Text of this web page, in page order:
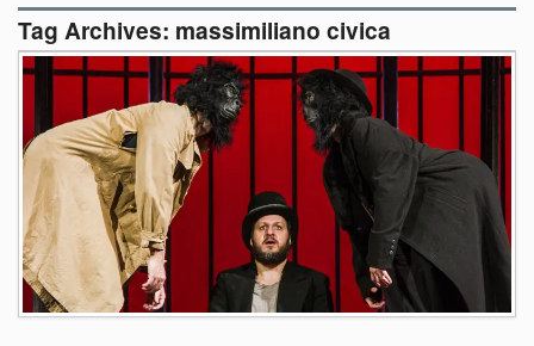
Contatti
dT in English
Tag Archives: massimiliano civica